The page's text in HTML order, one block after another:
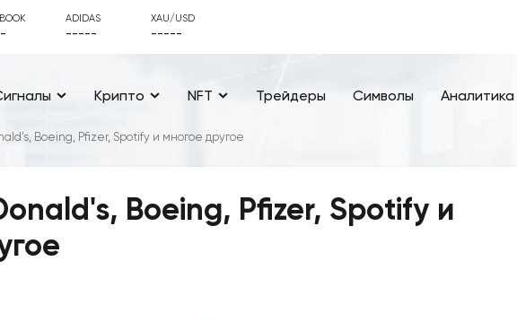
ADIDAS
-----
XAU/USD
-----
Крипто NFT Трейдеры Символы Аналитика
Boeing, Pfizer, Spotify и многое другое
Boeing, Pfizer, Spotify и